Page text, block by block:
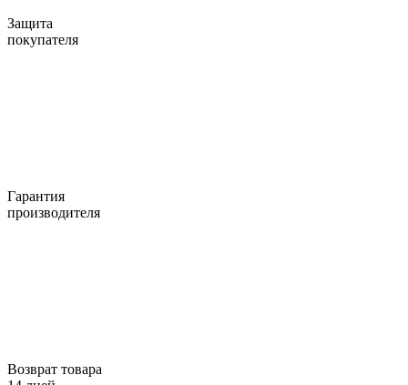
Защита
покупателя
Гарантия
производителя
Возврат товара